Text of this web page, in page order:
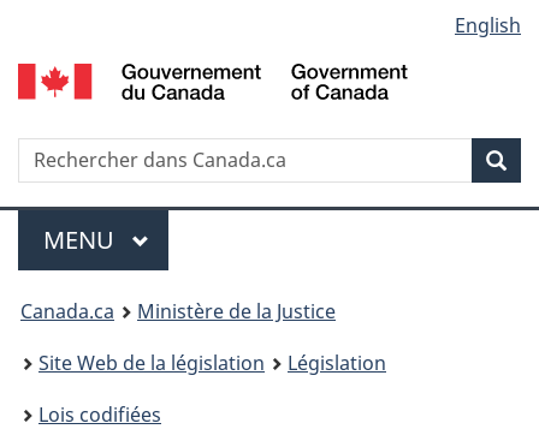
au
contenu
propos
de
la
HTML
simplifiée
selection
English
Recherche
Menu
MENU PRINCIPAL
You
are
here:
Canada.ca
Ministère de la Justice
Site Web de la législation
Législation
Lois codifiées